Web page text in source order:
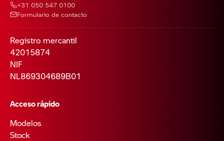
+31 050 547 0100
Formulario de contacto
Registro mercantil
42015874
NIF
NL869304689B01
Acceso rápido
Modelos
Stock